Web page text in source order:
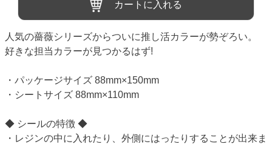
カートに入れる
人気の薔薇シリーズからついに推し活カラーが勢ぞろい。
好きな担当カラーが見つかるはず!
・パッケージサイズ 88mm×150mm
・シートサイズ 88mm×110mm
◆ シールの特徴 ◆
・レジンの中に入れたり、外側にはったりすることが出来ま